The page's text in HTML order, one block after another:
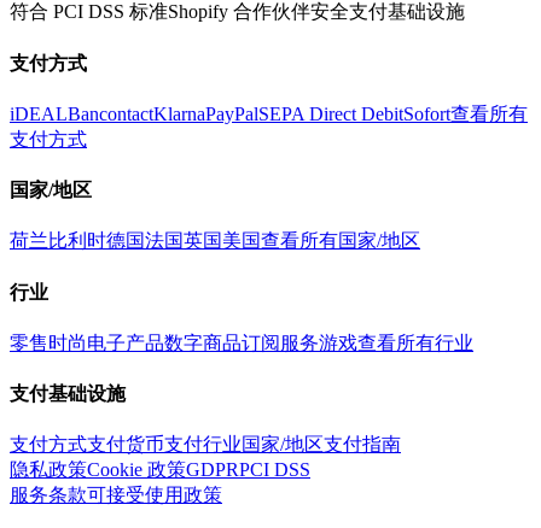
符合 PCI DSS 标准Shopify 合作伙伴安全支付基础设施
支付方式
iDEALBancontactKlarnaPayPalSEPA Direct DebitSofort查看所有
支付方式
国家/地区
荷兰比利时德国法国英国美国查看所有国家/地区
行业
零售时尚电子产品数字商品订阅服务游戏查看所有行业
支付基础设施
支付方式支付货币支付行业国家/地区支付指南
隐私政策Cookie 政策GDPRPCI DSS
服务条款可接受使用政策